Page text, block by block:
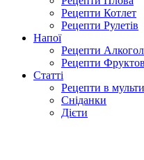
Рецепти Котлет
Рецепти Рулетів
Напої
Рецепти
Рецепти
Статті
Рецепти в
Сніданки
Дієти